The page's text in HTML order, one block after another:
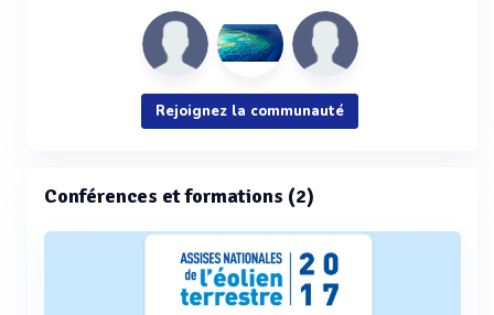
Rejoignez la communauté
Conférences et formations (2)